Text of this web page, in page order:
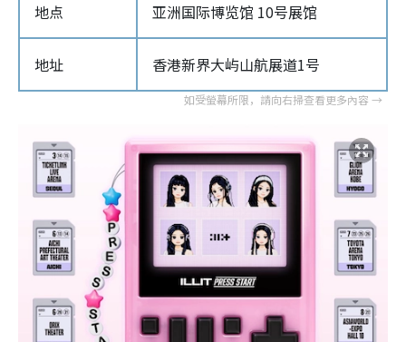
地点 亚洲国际博览馆 10号展馆
地址 香港新界大屿山航展道1号